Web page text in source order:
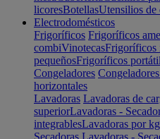
licoresBotellasUtensilios de
Electrodomésticos
Frigoríficos Frigoríficos
combiVinotecasFrigoríficos
pequeñosFrigoríficos
Congeladores
horizontales
Lavadoras Lavadoras de
superiorLavadoras -
integrablesLavadoras por kg
Secadoras Lavadoras -